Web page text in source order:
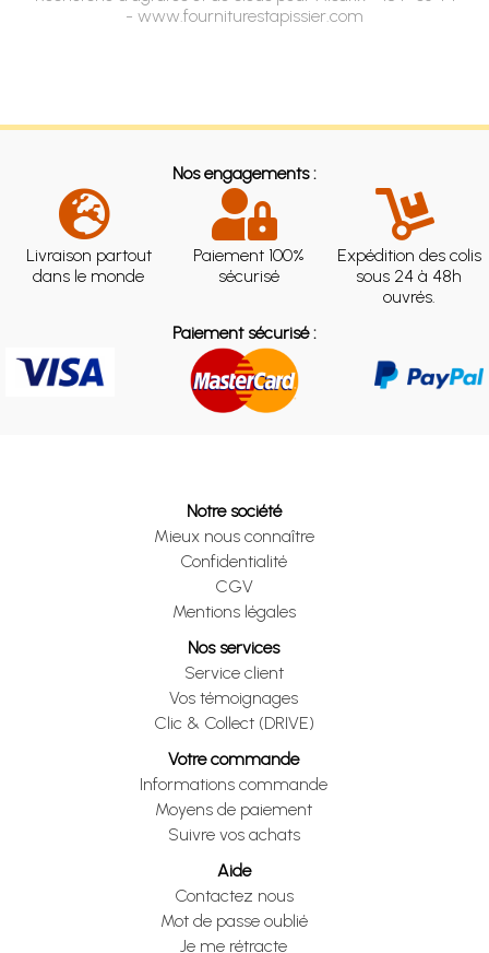
- www.fourniturestapissier.com
Nos engagements :
Livraison partout
dans le monde
Paiement 100%
sécurisé
Expédition des colis
sous 24 à 48h
ouvrés.
Paiement sécurisé :
Notre société
Mieux nous connaître
Confidentialité
CGV
Mentions légales
Nos services
Service client
Vos témoignages
Clic & Collect (DRIVE)
Votre commande
Informations commande
Moyens de paiement
Suivre vos achats
Aide
Contactez nous
Mot de passe oublié
Je me rétracte